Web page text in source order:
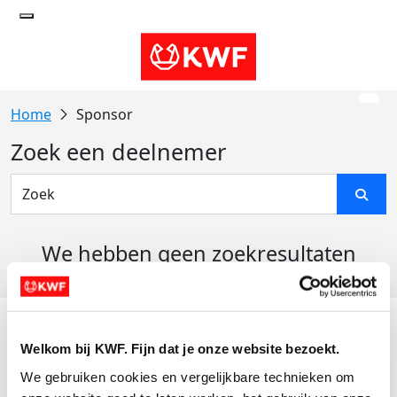
Welkom bij KWF. Fijn dat je onze website bezoekt.
We gebruiken cookies en vergelijkbare technieken om
Sponsor
Zoek een deelnemer
We hebben geen zoekresultaten
Actiematerialen
Evenementen